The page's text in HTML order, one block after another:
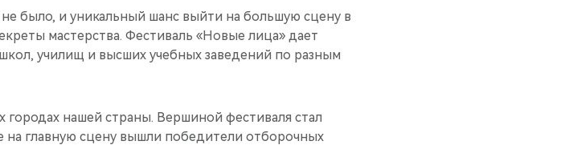
было, и уникальный шанс выйти на большую сцену в
мастерства. Фестиваль «Новые лица» дает
училищ и высших учебных заведений по разным
нашей страны. Вершиной фестиваля стал
на главную сцену вышли победители отборочных